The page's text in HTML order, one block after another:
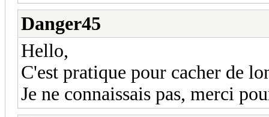
Danger45
Hello,
C'est pratique pour cacher de
Je ne connaissais pas, merci